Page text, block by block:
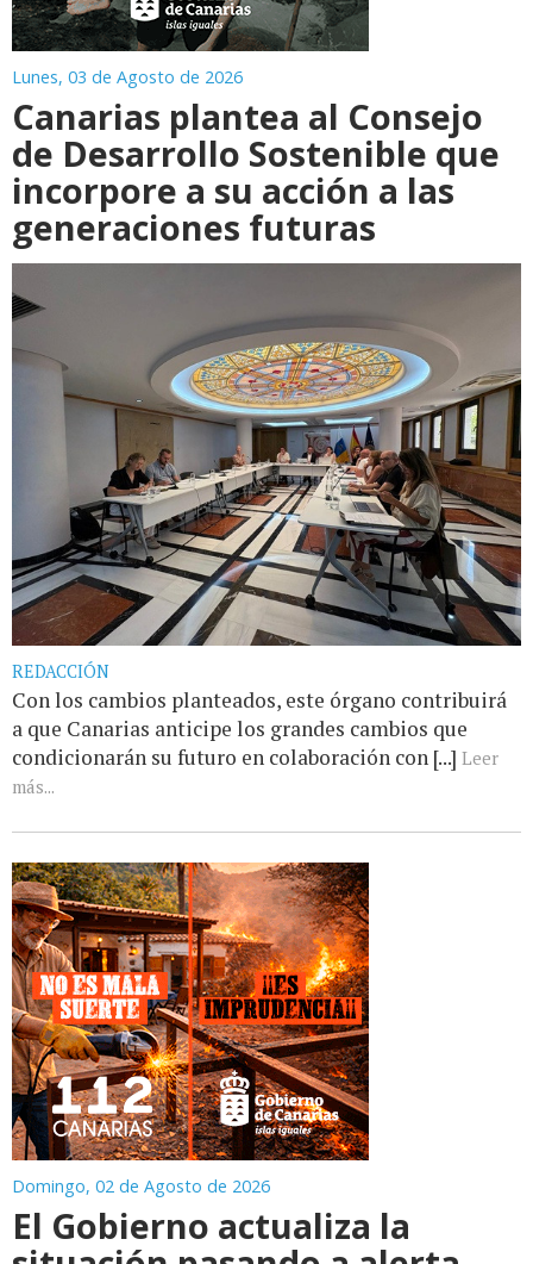
Lunes, 03 de Agosto de 2026
Canarias plantea al Consejo
de Desarrollo Sostenible que
incorpore a su acción a las
generaciones futuras
REDACCIÓN
Con los cambios planteados, este órgano contribuirá
a que Canarias anticipe los grandes cambios que
condicionarán su futuro en colaboración con [...] Leer
más...
Domingo, 02 de Agosto de 2026
El Gobierno actualiza la